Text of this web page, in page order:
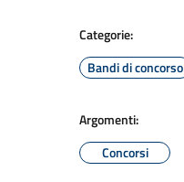
Categorie:
Bandi di concorso
Argomenti:
Concorsi